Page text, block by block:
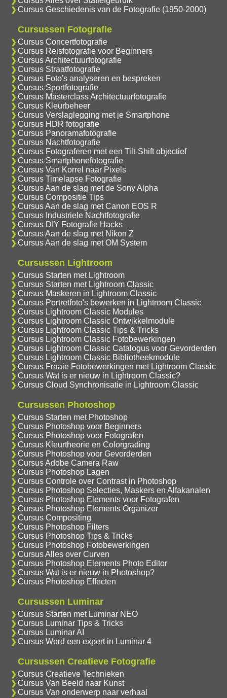
Cursus Geschiedenis van de Fotografie (1950-2000)
Cursussen Fotografie
Cursus Concertfotografie
Cursus Reisfotografie voor Beginners
Cursus Architectuurfotografie
Cursus Straatfotografie
Cursus Foto's analyseren en bespreken
Cursus Sportfotografie
Cursus Masterclass Architectuurfotografie
Cursus Kleurbeheer
Cursus Verslaglegging met je Smartphone
Cursus HDR fotografie
Cursus Panoramafotografie
Cursus Nachtfotografie
Cursus Fotograferen met een Tilt-Shift objectief
Cursus Smartphonefotografie
Cursus Van Korrel naar Pixels
Cursus Timelapse Fotografie
Cursus Aan de slag met de Sony Alpha
Cursus Compositie Tips
Cursus Aan de slag met Canon EOS R
Cursus Industriele Nachtfotografie
Cursus DIY Fotografie Hacks
Cursus Aan de slag met Nikon Z
Cursus Aan de slag met OM System
Cursussen Lightroom
Cursus Starten met Lightroom
Cursus Starten met Lightroom Classic
Cursus Maskeren in Lightroom Classic
Cursus Portretfoto's bewerken in Lightroom Classic
Cursus Lightroom Classic Modules
Cursus Lightroom Classic Ontwikkelmodule
Cursus Lightroom Classic Tips & Tricks
Cursus Lightroom Classic Fotobewerkingen
Cursus Lightroom Classic Catalogus voor Gevorderden
Cursus Lightroom Classic Bibliotheekmodule
Cursus Fraaie Fotobewerkingen met Lightroom Classic
Cursus Wat is er nieuw in Lightroom Classic?
Cursus Cloud Synchronisatie in Lightroom Classic
Cursussen Photoshop
Cursus Starten met Photoshop
Cursus Photoshop voor Beginners
Cursus Photoshop voor Fotografen
Cursus Kleurtheorie en Colorgrading
Cursus Photoshop voor Gevorderden
Cursus Adobe Camera Raw
Cursus Photoshop Lagen
Cursus Controle over Contrast in Photoshop
Cursus Photoshop Selecties, Maskers en Alfakanalen
Cursus Photoshop Elements voor Fotografen
Cursus Photoshop Elements Organizer
Cursus Compositing
Cursus Photoshop Filters
Cursus Photoshop Tips & Tricks
Cursus Photoshop Fotobewerkingen
Cursus Alles over Curven
Cursus Photoshop Elements Photo Editor
Cursus Wat is er nieuw in Photoshop?
Cursus Photoshop Effecten
Cursussen Luminar
Cursus Starten met Luminar NEO
Cursus Luminar Tips & Tricks
Cursus Luminar AI
Cursus Word een expert in Luminar 4
Cursussen Creatieve Fotografie
Cursus Creatieve Technieken
Cursus Van Beeld naar Kunst
Cursus Van onderwerp naar verhaal